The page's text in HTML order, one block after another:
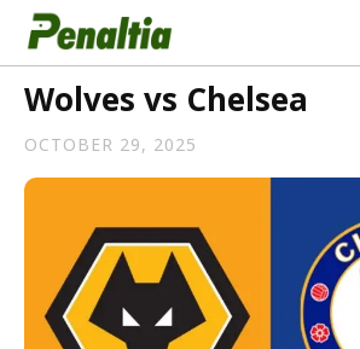
Wolves vs Chelsea
OCTOBER 29, 2025